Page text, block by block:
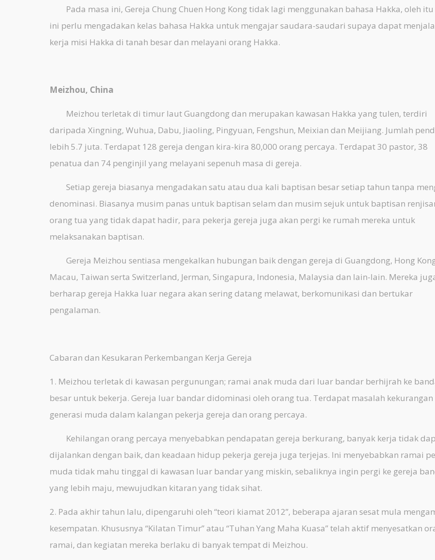
Pada masa ini, Gereja Chung Chuen Hong Kong tidak lagi menggunakan bahasa Hakka, oleh itu
ini perlu mengadakan kelas bahasa Hakka untuk mengajar saudara-saudari supaya dapat
kerja misi Hakka di tanah besar dan melayani orang Hakka.
Meizhou, China
Meizhou terletak di timur laut Guangdong dan merupakan kawasan Hakka yang tulen, terdiri
daripada Xingning, Wuhua, Dabu, Jiaoling, Pingyuan, Fengshun, Meixian dan Meijiang. Jumlah
lebih 5.7 juta. Terdapat 128 gereja dengan kira-kira 80,000 orang percaya. Terdapat 30 pastor, 38
penatua dan 74 penginjil yang melayani sepenuh masa di gereja.
Setiap gereja biasanya mengadakan satu atau dua kali baptisan besar setiap tahun tanpa
denominasi. Biasanya musim panas untuk baptisan selam dan musim sejuk untuk baptisan
orang tua yang tidak dapat hadir, para pekerja gereja juga akan pergi ke rumah mereka untuk
melaksanakan baptisan.
Gereja Meizhou sentiasa mengekalkan hubungan baik dengan gereja di Guangdong, Hong
Macau, Taiwan serta Switzerland, Jerman, Singapura, Indonesia, Malaysia dan lain-lain. Mereka
berharap gereja Hakka luar negara akan sering datang melawat, berkomunikasi dan bertukar
pengalaman.
Cabaran dan Kesukaran Perkembangan Kerja Gereja
1. Meizhou terletak di kawasan pergunungan; ramai anak muda dari luar bandar berhijrah ke
besar untuk bekerja. Gereja luar bandar didominasi oleh orang tua. Terdapat masalah kekurangan
generasi muda dalam kalangan pekerja gereja dan orang percaya.
Kehilangan orang percaya menyebabkan pendapatan gereja berkurang, banyak kerja tidak
dijalankan dengan baik, dan keadaan hidup pekerja gereja juga terjejas. Ini menyebabkan ramai
muda tidak mahu tinggal di kawasan luar bandar yang miskin, sebaliknya ingin pergi ke gereja
yang lebih maju, mewujudkan kitaran yang tidak sihat.
2. Pada akhir tahun lalu, dipengaruhi oleh “teori kiamat 2012”, beberapa ajaran sesat mula
kesempatan. Khususnya “Kilatan Timur” atau “Tuhan Yang Maha Kuasa” telah aktif menyesatkan
ramai, dan kegiatan mereka berlaku di banyak tempat di Meizhou.